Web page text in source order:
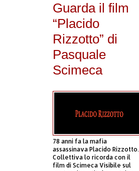
Guarda il film
“Placido
Rizzotto” di
Pasquale
Scimeca
78 anni fa la mafia
assassinava Placido Rizzotto.
Collettiva lo ricorda con il
film di Scimeca Visibile sul